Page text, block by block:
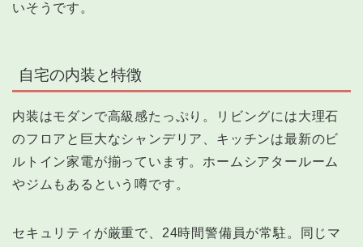
いそうです。
自宅の内装と特徴
内装はモダンで高級感たっぷり。リビングには大理石
のフロアと巨大なシャンデリア、キッチンは最新のビ
ルトイン家電が揃っています。ホームシアタールーム
やジムもあるという噂です。
セキュリティが厳重で、24時間警備員が常駐。同じマ